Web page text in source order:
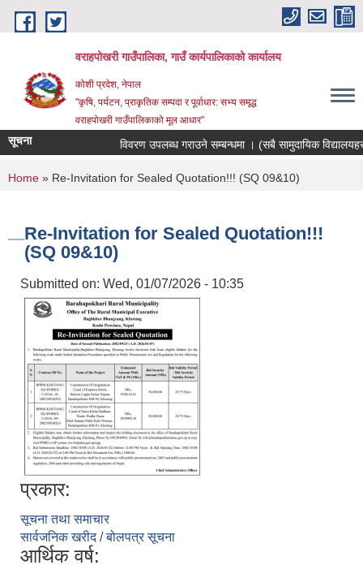
Skip to main content
वराहपोखरी गाउँपालिका, गाउँ कार्यपालिकाको कार्यालय
कोशी प्रदेश, नेपाल
"कृषि, पर्यटन, प्राकृतिक सम्पदा र पूर्वाधार: सभ्य समृद्ध
वराहपोखरी गाउँपालिकाको मूल आधार"
सूचना विवरण उपलब्ध गराउने सम्बन्धमा । (सबै सामुदायिक विद्यालयहरु)
You are here
Home » Re-Invitation for Sealed Quotation!!! (SQ 09&10)
Re-Invitation for Sealed Quotation!!!
(SQ 09&10)
Submitted on: Wed, 01/07/2026 - 10:35
प्रकार:
सूचना तथा समाचार
सार्वजनिक खरीद / बोलपत्र सूचना
आर्थिक वर्ष: